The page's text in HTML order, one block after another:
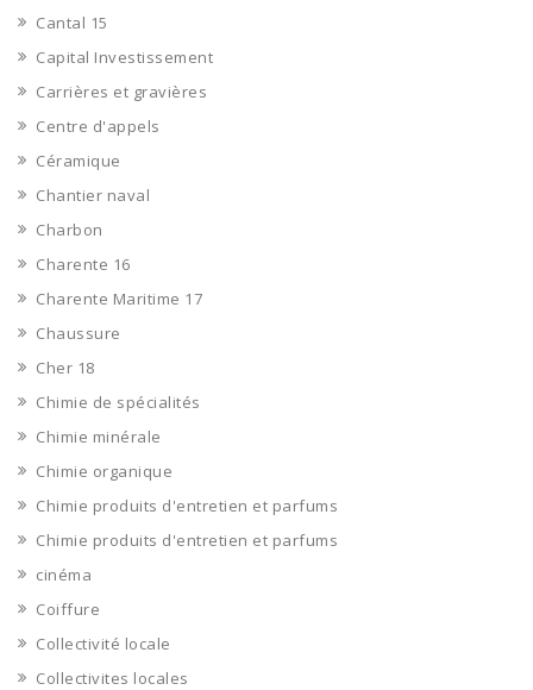
Cantal 15
Capital Investissement
Carrières et gravières
Centre d'appels
Céramique
Chantier naval
Charbon
Charente 16
Charente Maritime 17
Chaussure
Cher 18
Chimie de spécialités
Chimie minérale
Chimie organique
Chimie produits d'entretien et parfums
Chimie produits d'entretien et parfums
cinéma
Coiffure
Collectivité locale
Collectivites locales